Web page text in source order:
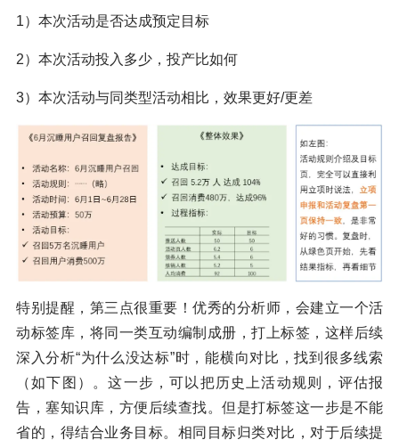
1）本次活动是否达成预定目标
2）本次活动投入多少，投产比如何
3）本次活动与同类型活动相比，效果更好/更差
特别提醒，第三点很重要！优秀的分析师，会建立一个活
动标签库，将同一类互动编制成册，打上标签，这样后续
深入分析“为什么没达标”时，能横向对比，找到很多线索
（如下图）。这一步，可以把历史上活动规则，评估报
告，塞知识库，方便后续查找。但是打标签这一步是不能
省的，得结合业务目标。相同目标归类对比，对于后续提